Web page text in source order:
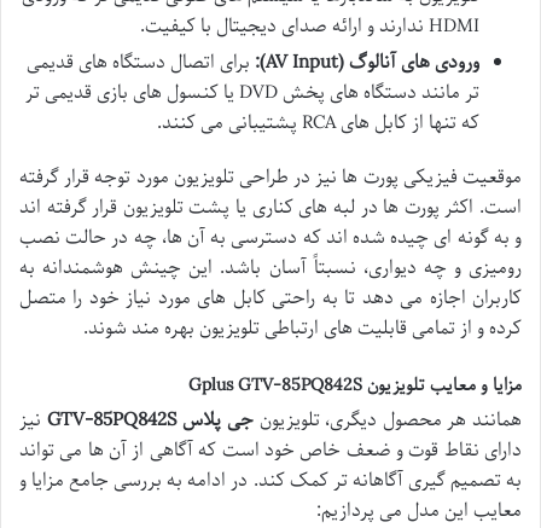
HDMI ندارند و ارائه صدای دیجیتال با کیفیت.
ورودی های آنالوگ (AV Input):
برای اتصال دستگاه های قدیمی
تر مانند دستگاه های پخش DVD یا کنسول های بازی قدیمی تر
که تنها از کابل های RCA پشتیبانی می کنند.
موقعیت فیزیکی پورت ها نیز در طراحی تلویزیون مورد توجه قرار گرفته
است. اکثر پورت ها در لبه های کناری یا پشت تلویزیون قرار گرفته اند
و به گونه ای چیده شده اند که دسترسی به آن ها، چه در حالت نصب
رومیزی و چه دیواری، نسبتاً آسان باشد. این چینش هوشمندانه به
کاربران اجازه می دهد تا به راحتی کابل های مورد نیاز خود را متصل
کرده و از تمامی قابلیت های ارتباطی تلویزیون بهره مند شوند.
مزایا و معایب تلویزیون Gplus GTV-85PQ842S
همانند هر محصول دیگری، تلویزیونجی پلاس GTV-85PQ842S
نیز
دارای نقاط قوت و ضعف خاص خود است که آگاهی از آن ها می تواند
به تصمیم گیری آگاهانه تر کمک کند. در ادامه به بررسی جامع مزایا و
معایب این مدل می پردازیم: